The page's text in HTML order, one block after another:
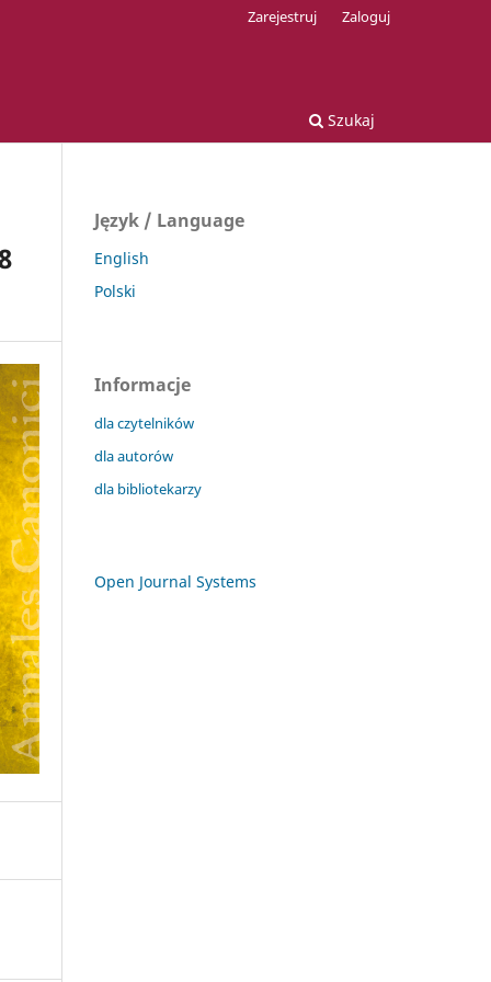
Szukaj
Zarejestruj Zaloguj
Język / Language
English
Polski
Informacje
dla czytelników
dla autorów
dla bibliotekarzy
Open Journal Systems